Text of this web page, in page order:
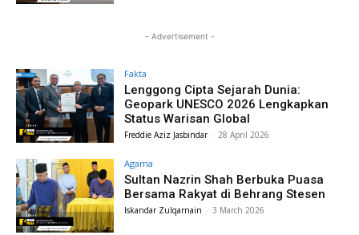
- Advertisement -
Fakta
Lenggong Cipta Sejarah Dunia:
Geopark UNESCO 2026 Lengkapkan
Status Warisan Global
Freddie Aziz Jasbindar - 28 April 2026
Agama
Sultan Nazrin Shah Berbuka Puasa
Bersama Rakyat di Behrang Stesen
Iskandar Zulqarnain - 3 March 2026